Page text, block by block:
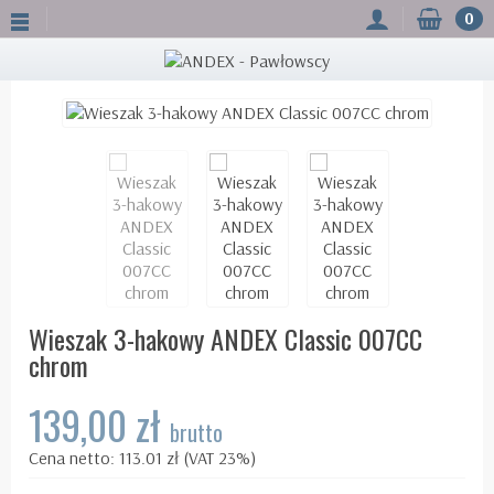
0
Wieszak 3-hakowy ANDEX Classic 007CC
chrom
139,00 zł brutto
Cena netto: 113.01 zł (VAT 23%)